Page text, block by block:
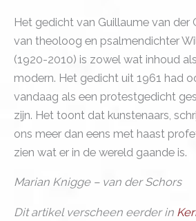
Het gedicht van Guillaume van der
van theoloog en psalmendichter
(1920-2010) is zowel wat inhoud
modern. Het gedicht uit 1961 had
vandaag als een protestgedicht
zijn. Het toont dat kunstenaars,
ons meer dan eens met haast
zien wat er in de wereld gaande is.
Marian Knigge – van der Schors
Dit artikel verscheen eerder in